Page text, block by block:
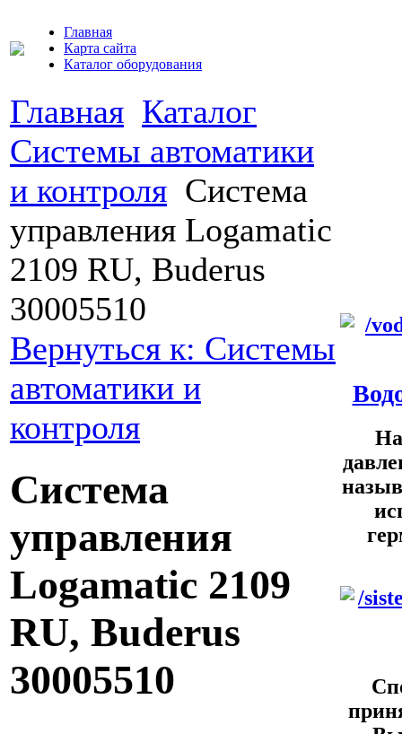
Главная
Карта сайта
Каталог оборудования
Главная Каталог
Системы автоматики
и контроля Система
управления Logamatic
2109 RU, Buderus
30005510
Вернуться к: Системы
автоматики и
контроля
Система
управления
Logamatic 2109
RU, Buderus
30005510